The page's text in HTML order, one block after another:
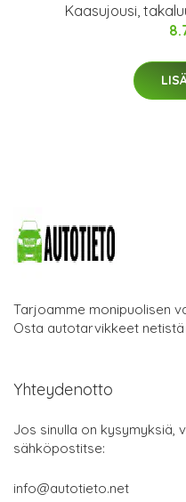
Kaasujousi,
Tarjoamme monipuolisen
Osta autotarvikkeet netistä
Yhteydenotto
Jos sinulla on kysymyksiä,
sähköpostitse:
info@autotieto.net